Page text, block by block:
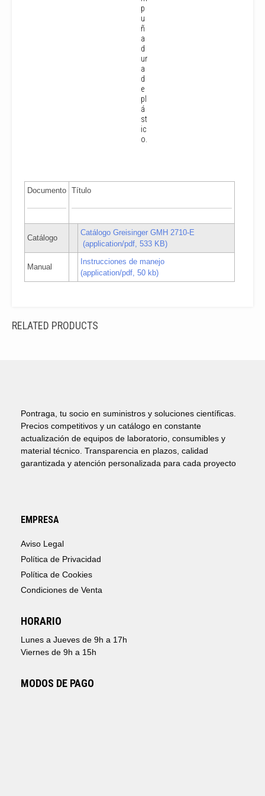
p
u
ñ
a
d
ur
a
d
e
pl
á
st
ic
o.
Documento Título
Catálogo
Catálogo Greisinger GMH 2710-E
(application/pdf, 533 KB)
Manual
Instrucciones de manejo
(application/pdf, 50 kb)
RELATED PRODUCTS
Pontraga, tu socio en suministros y soluciones científicas.
Precios competitivos y un catálogo en constante
actualización de equipos de laboratorio, consumibles y
material técnico. Transparencia en plazos, calidad
garantizada y atención personalizada para cada proyecto
EMPRESA
Aviso Legal
Política de Privacidad
Política de Cookies
Condiciones de Venta
HORARIO
Lunes a Jueves de 9h a 17h
Viernes de 9h a 15h
MODOS DE PAGO